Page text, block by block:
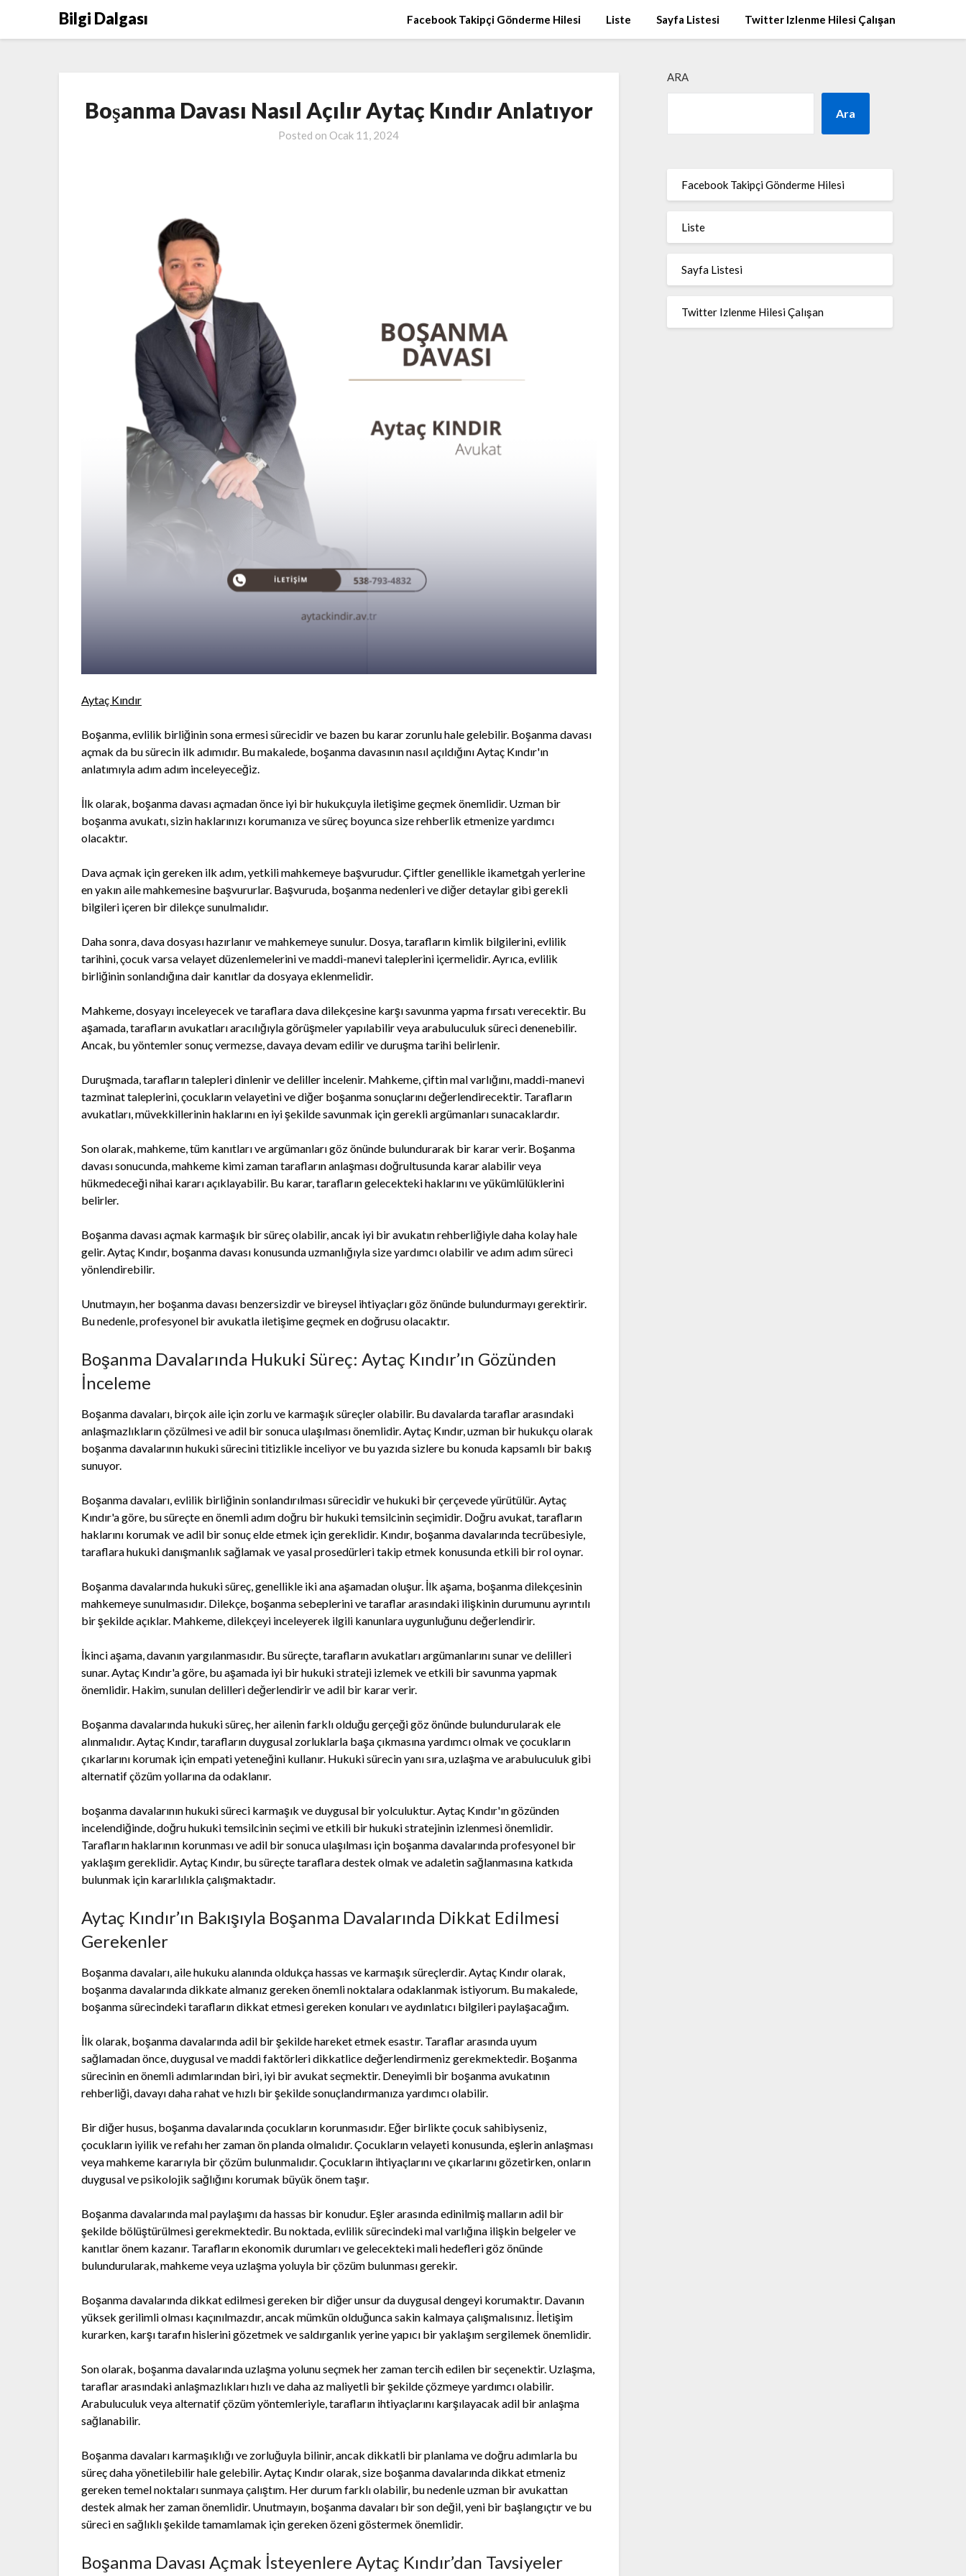
Bilgi Dalgası Facebook Takipçi Gönderme Hilesi Liste Sayfa Listesi Twitter Izlenme Hilesi Çalışan
Boşanma Davası Nasıl Açılır Aytaç Kındır Anlatıyor
Posted on Ocak 11, 2024
Aytaç Kındır
Boşanma, evlilik birliğinin sona ermesi sürecidir ve bazen bu karar zorunlu hale gelebilir. Boşanma davası
açmak da bu sürecin ilk adımıdır. Bu makalede, boşanma davasının nasıl açıldığını Aytaç Kındır'ın
anlatımıyla adım adım inceleyeceğiz.
İlk olarak, boşanma davası açmadan önce iyi bir hukukçuyla iletişime geçmek önemlidir. Uzman bir
boşanma avukatı, sizin haklarınızı korumanıza ve süreç boyunca size rehberlik etmenize yardımcı
olacaktır.
Dava açmak için gereken ilk adım, yetkili mahkemeye başvurudur. Çiftler genellikle ikametgah yerlerine
en yakın aile mahkemesine başvururlar. Başvuruda, boşanma nedenleri ve diğer detaylar gibi gerekli
bilgileri içeren bir dilekçe sunulmalıdır.
Daha sonra, dava dosyası hazırlanır ve mahkemeye sunulur. Dosya, tarafların kimlik bilgilerini, evlilik
tarihini, çocuk varsa velayet düzenlemelerini ve maddi-manevi taleplerini içermelidir. Ayrıca, evlilik
birliğinin sonlandığına dair kanıtlar da dosyaya eklenmelidir.
Mahkeme, dosyayı inceleyecek ve taraflara dava dilekçesine karşı savunma yapma fırsatı verecektir. Bu
aşamada, tarafların avukatları aracılığıyla görüşmeler yapılabilir veya arabuluculuk süreci denenebilir.
Ancak, bu yöntemler sonuç vermezse, davaya devam edilir ve duruşma tarihi belirlenir.
Duruşmada, tarafların talepleri dinlenir ve deliller incelenir. Mahkeme, çiftin mal varlığını, maddi-manevi
tazminat taleplerini, çocukların velayetini ve diğer boşanma sonuçlarını değerlendirecektir. Tarafların
avukatları, müvekkillerinin haklarını en iyi şekilde savunmak için gerekli argümanları sunacaklardır.
Son olarak, mahkeme, tüm kanıtları ve argümanları göz önünde bulundurarak bir karar verir. Boşanma
davası sonucunda, mahkeme kimi zaman tarafların anlaşması doğrultusunda karar alabilir veya
hükmedeceği nihai kararı açıklayabilir. Bu karar, tarafların gelecekteki haklarını ve yükümlülüklerini
belirler.
Boşanma davası açmak karmaşık bir süreç olabilir, ancak iyi bir avukatın rehberliğiyle daha kolay hale
gelir. Aytaç Kındır, boşanma davası konusunda uzmanlığıyla size yardımcı olabilir ve adım adım süreci
yönlendirebilir.
Unutmayın, her boşanma davası benzersizdir ve bireysel ihtiyaçları göz önünde bulundurmayı gerektirir.
Bu nedenle, profesyonel bir avukatla iletişime geçmek en doğrusu olacaktır.
Boşanma Davalarında Hukuki Süreç: Aytaç Kındır’ın Gözünden
İnceleme
Boşanma davaları, birçok aile için zorlu ve karmaşık süreçler olabilir. Bu davalarda taraflar arasındaki
anlaşmazlıkların çözülmesi ve adil bir sonuca ulaşılması önemlidir. Aytaç Kındır, uzman bir hukukçu olarak
boşanma davalarının hukuki sürecini titizlikle inceliyor ve bu yazıda sizlere bu konuda kapsamlı bir bakış
sunuyor.
Boşanma davaları, evlilik birliğinin sonlandırılması sürecidir ve hukuki bir çerçevede yürütülür. Aytaç
Kındır'a göre, bu süreçte en önemli adım doğru bir hukuki temsilcinin seçimidir. Doğru avukat, tarafların
haklarını korumak ve adil bir sonuç elde etmek için gereklidir. Kındır, boşanma davalarında tecrübesiyle,
taraflara hukuki danışmanlık sağlamak ve yasal prosedürleri takip etmek konusunda etkili bir rol oynar.
Boşanma davalarında hukuki süreç, genellikle iki ana aşamadan oluşur. İlk aşama, boşanma dilekçesinin
mahkemeye sunulmasıdır. Dilekçe, boşanma sebeplerini ve taraflar arasındaki ilişkinin durumunu ayrıntılı
bir şekilde açıklar. Mahkeme, dilekçeyi inceleyerek ilgili kanunlara uygunluğunu değerlendirir.
İkinci aşama, davanın yargılanmasıdır. Bu süreçte, tarafların avukatları argümanlarını sunar ve delilleri
sunar. Aytaç Kındır'a göre, bu aşamada iyi bir hukuki strateji izlemek ve etkili bir savunma yapmak
önemlidir. Hakim, sunulan delilleri değerlendirir ve adil bir karar verir.
Boşanma davalarında hukuki süreç, her ailenin farklı olduğu gerçeği göz önünde bulundurularak ele
alınmalıdır. Aytaç Kındır, tarafların duygusal zorluklarla başa çıkmasına yardımcı olmak ve çocukların
çıkarlarını korumak için empati yeteneğini kullanır. Hukuki sürecin yanı sıra, uzlaşma ve arabuluculuk gibi
alternatif çözüm yollarına da odaklanır.
boşanma davalarının hukuki süreci karmaşık ve duygusal bir yolculuktur. Aytaç Kındır'ın gözünden
incelendiğinde, doğru hukuki temsilcinin seçimi ve etkili bir hukuki stratejinin izlenmesi önemlidir.
Tarafların haklarının korunması ve adil bir sonuca ulaşılması için boşanma davalarında profesyonel bir
yaklaşım gereklidir. Aytaç Kındır, bu süreçte taraflara destek olmak ve adaletin sağlanmasına katkıda
bulunmak için kararlılıkla çalışmaktadır.
Aytaç Kındır’ın Bakışıyla Boşanma Davalarında Dikkat Edilmesi
Gerekenler
Boşanma davaları, aile hukuku alanında oldukça hassas ve karmaşık süreçlerdir. Aytaç Kındır olarak,
boşanma davalarında dikkate almanız gereken önemli noktalara odaklanmak istiyorum. Bu makalede,
boşanma sürecindeki tarafların dikkat etmesi gereken konuları ve aydınlatıcı bilgileri paylaşacağım.
İlk olarak, boşanma davalarında adil bir şekilde hareket etmek esastır. Taraflar arasında uyum
sağlamadan önce, duygusal ve maddi faktörleri dikkatlice değerlendirmeniz gerekmektedir. Boşanma
sürecinin en önemli adımlarından biri, iyi bir avukat seçmektir. Deneyimli bir boşanma avukatının
rehberliği, davayı daha rahat ve hızlı bir şekilde sonuçlandırmanıza yardımcı olabilir.
Bir diğer husus, boşanma davalarında çocukların korunmasıdır. Eğer birlikte çocuk sahibiyseniz,
çocukların iyilik ve refahı her zaman ön planda olmalıdır. Çocukların velayeti konusunda, eşlerin anlaşması
veya mahkeme kararıyla bir çözüm bulunmalıdır. Çocukların ihtiyaçlarını ve çıkarlarını gözetirken, onların
duygusal ve psikolojik sağlığını korumak büyük önem taşır.
Boşanma davalarında mal paylaşımı da hassas bir konudur. Eşler arasında edinilmiş malların adil bir
şekilde bölüştürülmesi gerekmektedir. Bu noktada, evlilik sürecindeki mal varlığına ilişkin belgeler ve
kanıtlar önem kazanır. Tarafların ekonomik durumları ve gelecekteki mali hedefleri göz önünde
bulundurularak, mahkeme veya uzlaşma yoluyla bir çözüm bulunması gerekir.
Boşanma davalarında dikkat edilmesi gereken bir diğer unsur da duygusal dengeyi korumaktır. Davanın
yüksek gerilimli olması kaçınılmazdır, ancak mümkün olduğunca sakin kalmaya çalışmalısınız. İletişim
kurarken, karşı tarafın hislerini gözetmek ve saldırganlık yerine yapıcı bir yaklaşım sergilemek önemlidir.
Son olarak, boşanma davalarında uzlaşma yolunu seçmek her zaman tercih edilen bir seçenektir. Uzlaşma,
taraflar arasındaki anlaşmazlıkları hızlı ve daha az maliyetli bir şekilde çözmeye yardımcı olabilir.
Arabuluculuk veya alternatif çözüm yöntemleriyle, tarafların ihtiyaçlarını karşılayacak adil bir anlaşma
sağlanabilir.
Boşanma davaları karmaşıklığı ve zorluğuyla bilinir, ancak dikkatli bir planlama ve doğru adımlarla bu
süreç daha yönetilebilir hale gelebilir. Aytaç Kındır olarak, size boşanma davalarında dikkat etmeniz
gereken temel noktaları sunmaya çalıştım. Her durum farklı olabilir, bu nedenle uzman bir avukattan
destek almak her zaman önemlidir. Unutmayın, boşanma davaları bir son değil, yeni bir başlangıçtır ve bu
süreci en sağlıklı şekilde tamamlamak için gereken özeni göstermek önemlidir.
Boşanma Davası Açmak İsteyenlere Aytaç Kındır’dan Tavsiyeler
ARA
Ara
Facebook Takipçi Gönderme Hilesi
Liste
Sayfa Listesi
Twitter Izlenme Hilesi Çalışan